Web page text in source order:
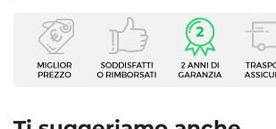
Caratteristiche Generali
Tipologia
Set Relax